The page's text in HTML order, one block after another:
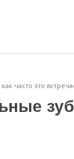
часто это